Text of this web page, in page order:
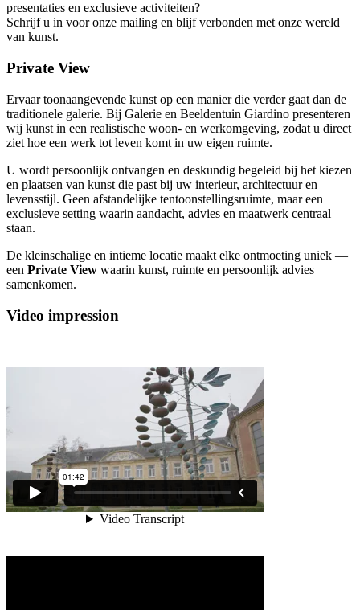
presentaties en exclusieve activiteiten?
Schrijf u in voor onze mailing en blijf verbonden met onze wereld
van kunst.
Private View
Ervaar toonaangevende kunst op een manier die verder gaat dan de
traditionele galerie. Bij Galerie en Beeldentuin Giardino presenteren
wij kunst in een realistische woon- en werkomgeving, zodat u direct
ziet hoe een werk tot leven komt in uw eigen ruimte.
U wordt persoonlijk ontvangen en deskundig begeleid bij het kiezen
en plaatsen van kunst die past bij uw interieur, architectuur en
levensstijl. Geen afstandelijke tentoonstellingsruimte, maar een
exclusieve setting waarin aandacht, advies en maatwerk centraal
staan.
De kleinschalige en intieme locatie maakt elke ontmoeting uniek —
een Private View waarin kunst, ruimte en persoonlijk advies
samenkomen.
Video impression